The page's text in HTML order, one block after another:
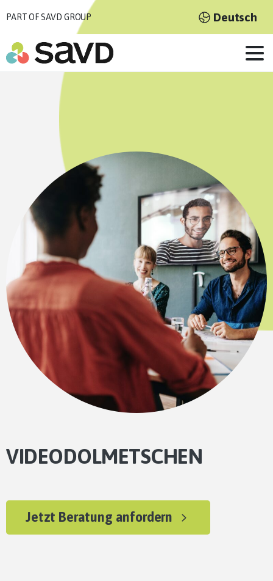
PART OF SAVD GROUP Deutsch
VIDEODOLMETSCHEN
Jetzt Beratung anfordern